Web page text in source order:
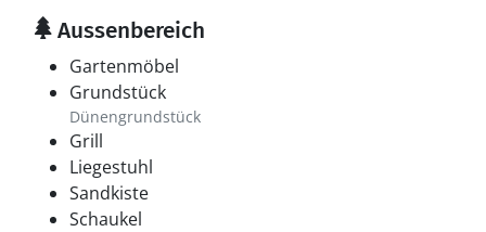
Aussenbereich
Gartenmöbel
Grundstück
Dünengrundstück
Grill
Liegestuhl
Sandkiste
Schaukel